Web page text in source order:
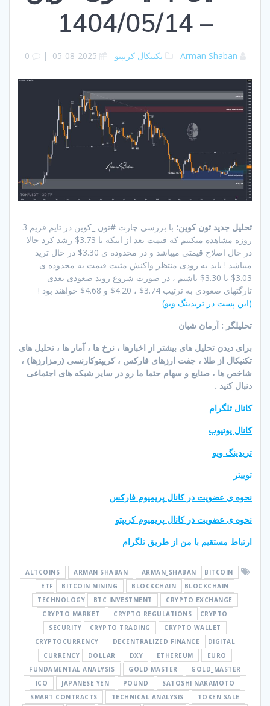
– 1404/05/14
Arman Shaban تکنیکال کریپتو 2025-08-05
|
0
تحلیل جدید تون کوین:
با بررسی چارت #تون _کوین در تایم فریم 3
روزه مشاهده میکنیم که قیمت بعد از اینکه تا 3.73$ رشد کرد حالا
در حال اصلاح قیمتی میباشد و در محدوده ی 3.30$ در حال ترید
میباشد ! باید به زودی منتظر واکنش مثبت قیمت به محدوده ی
3.03$ تا 3.30$ باشیم ، در صورت شروع روند صعودی بعدی
تارگتهای صعودی به ترتیب 3.74$ ، 4.20$ و 4.68$ خواهند بود !
(این پست در تریدینگ ویو)
تحلیلگر : آرمان شبان
برای دیدن تحلیل های بیشتر از اخبارها ، نرخ ها ، آمار ها ، تحلیل های
تکنیکال از طلا ، جفت ارزهای فارکس ، کریپتوکارنسی (رمزارزها) ،
شاخص ها ، صنایع و سهام حتما ما رو در سایر شبکه های اجتماعی
دنبال کنید .
کانال تلگرام
کانال یوتیوب
تریدینگ ویو
توییتر
نحوه ی عضویت در کانال پریمیوم فارکس
نحوه ی عضویت در کانال پریمیوم کریپتو
ارتباط مستقیم با من از طریق تلگرام
ALTCOINS ARMAN SHABAN ARMAN_SHABAN
BITCOIN
ETF
BITCOIN MINING BLOCKCHAIN
BLOCKCHAIN
TECHNOLOGY
BTC INVESTMENT
CRYPTO EXCHANGE
CRYPTO MARKET
CRYPTO REGULATIONS
CRYPTO
SECURITY
CRYPTO TRADING
CRYPTO WALLET
CRYPTOCURRENCY
DECENTRALIZED FINANCE
DIGITAL
CURRENCY
DOLLAR DXY ETHEREUM
EURO
FUNDAMENTAL ANALYSIS
GOLD MASTER
GOLD_MASTER
ICO
JAPANESE YEN POUND
SATOSHI NAKAMOTO
SMART CONTRACTS
TECHNICAL ANALYSIS
TOKEN SALE